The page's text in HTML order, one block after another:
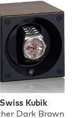
Swiss Kubik
Dark Brown